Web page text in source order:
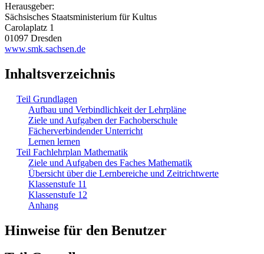
Herausgeber:
Sächsisches Staatsministerium für Kultus
Carolaplatz 1
01097 Dresden
www.smk.sachsen.de
Inhaltsverzeichnis
Teil Grundlagen
Aufbau und Verbindlichkeit der Lehrpläne
Ziele und Aufgaben der Fachoberschule
Fächerverbindender Unterricht
Lernen lernen
Teil Fachlehrplan Mathematik
Ziele und Aufgaben des Faches Mathematik
Übersicht über die Lernbereiche und Zeitrichtwerte
Klassenstufe 11
Klassenstufe 12
Anhang
Hinweise für den Benutzer